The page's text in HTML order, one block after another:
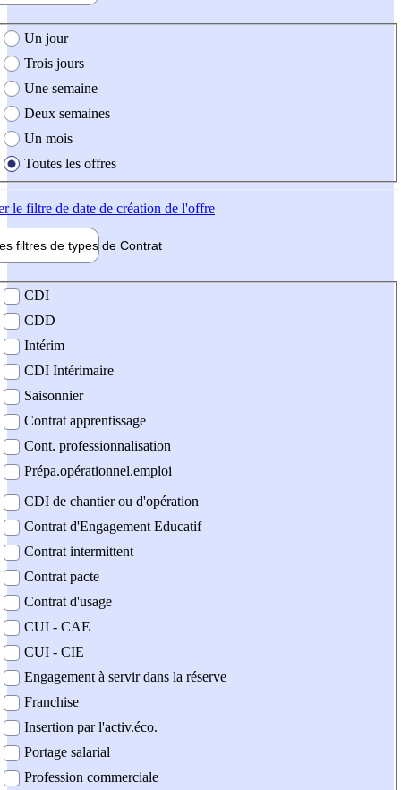
création de l'offre
Un jour
Trois jours
Une semaine
Deux semaines
Un mois
Toutes les offres
le filtre de date de création de l'offre
filtres de types de Contrat
contrat
CDI
CDD
Intérim
CDI Intérimaire
Saisonnier
Contrat apprentissage
Cont. professionnalisation
Prépa.opérationnel.emploi
CDI de chantier ou d'opération
Contrat d'Engagement Educatif
Contrat intermittent
Contrat pacte
Contrat d'usage
CUI - CAE
CUI - CIE
Engagement à servir dans la réserve
Franchise
Insertion par l'activ.éco.
Portage salarial
Profession commerciale